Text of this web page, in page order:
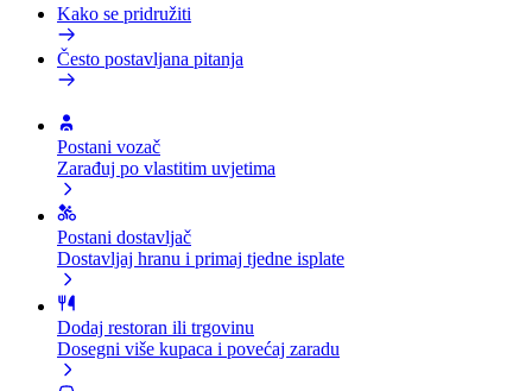
Kako se pridružiti
Često postavljana pitanja
Postani vozač
Zarađuj po vlastitim uvjetima
Postani dostavljač
Dostavljaj hranu i primaj tjedne isplate
Dodaj restoran ili trgovinu
Dosegni više kupaca i povećaj zaradu